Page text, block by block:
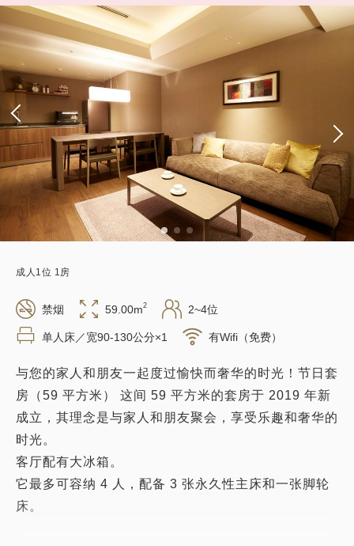
成人 1位 1房
禁烟 59.00m2 2~4位
单人床／宽90-130公分×1 有Wifi（免费）
与您的家人和朋友一起度过愉快而奢华的时光！节日套
房（59 平方米） 这间 59 平方米的套房于 2019 年新
成立，其理念是与家人和朋友聚会，享受乐趣和奢华的
时光。
客厅配有大冰箱。
它最多可容纳 4 人，配备 3 张永久性主床和一张脚轮
床。